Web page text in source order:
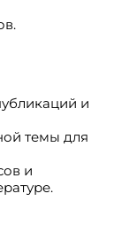
и
темы для
и